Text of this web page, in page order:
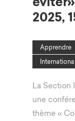
2025,
Apprendre
International
La Section
une
thème «